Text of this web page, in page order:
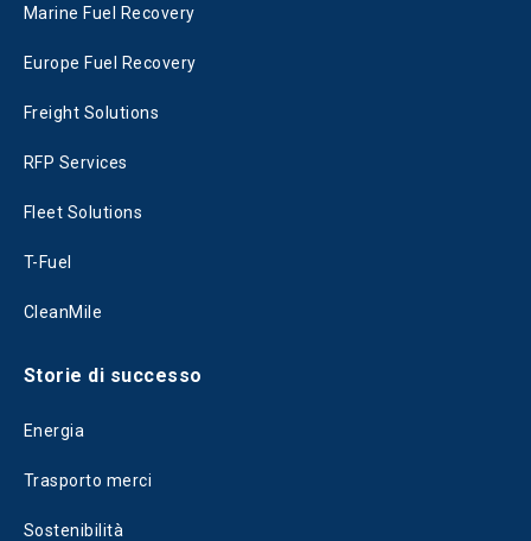
Marine Fuel Recovery
Europe Fuel Recovery
Freight Solutions
RFP Services
Fleet Solutions
T-Fuel
CleanMile
Storie di successo
Energia
Trasporto merci
Sostenibilità